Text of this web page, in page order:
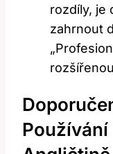
rozdíly, je
zahrnout
Používání